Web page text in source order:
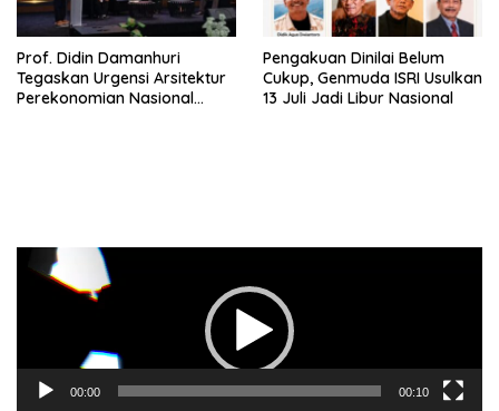
Prof. Didin Damanhuri
Tegaskan Urgensi Arsitektur
Perekonomian Nasional
Pengakuan Dinilai Belum
Cukup, Genmuda ISRI Usulkan
13 Juli Jadi Libur Nasional
Pemutar
Video
00:00 00:10